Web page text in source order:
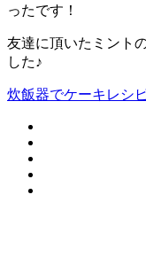
ったです！
友達に頂いたミント
した♪
炊飯器でケーキレシ